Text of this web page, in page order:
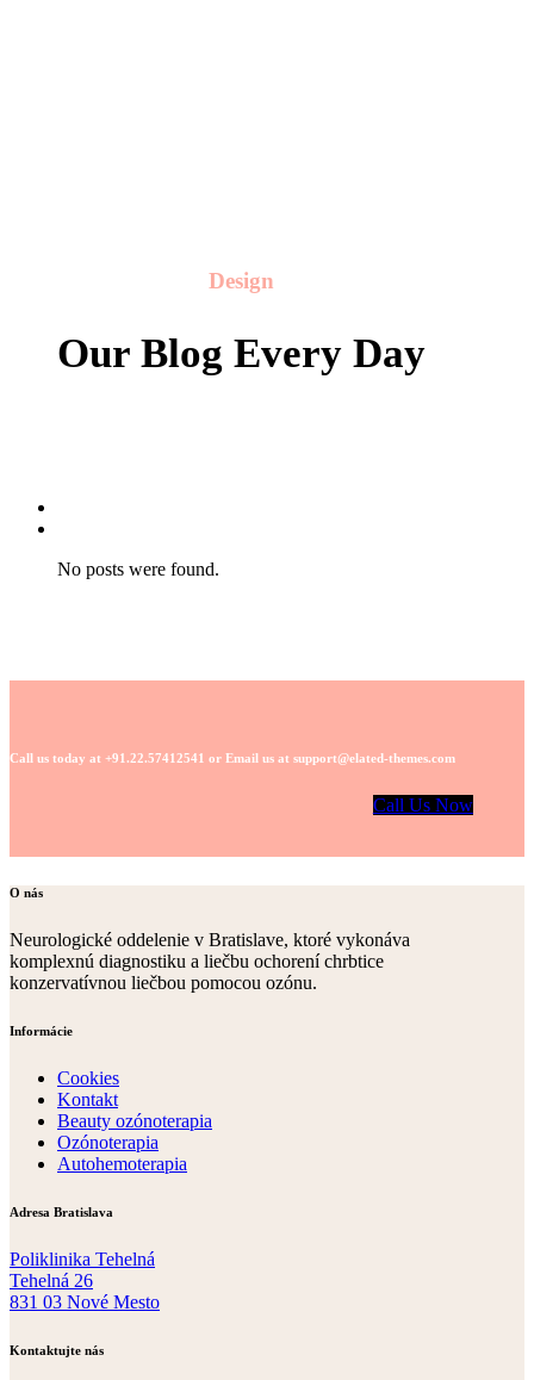
Design
Our Blog Every Day
No posts were found.
Call us today at +91.22.57412541 or Email us at support@elated-themes.com
Call Us Now
O nás
Neurologické oddelenie v Bratislave, ktoré vykonáva
komplexnú diagnostiku a liečbu ochorení chrbtice
konzervatívnou liečbou pomocou ozónu.
Informácie
Cookies
Kontakt
Beauty ozónoterapia
Ozónoterapia
Autohemoterapia
Adresa Bratislava
Poliklinika Tehelná
Tehelná 26
831 03 Nové Mesto
Kontaktujte nás